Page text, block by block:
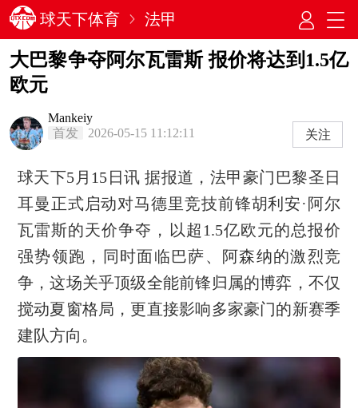
球天下体育 法甲
大巴黎争夺阿尔瓦雷斯 报价将达到1.5亿
欧元
Mankeiy
首发
2026-05-15 11:12:11 关注
球天下5月15日讯 据报道，法甲豪门巴黎圣日
耳曼正式启动对马德里竞技前锋胡利安·阿尔
瓦雷斯的天价争夺，以超1.5亿欧元的总报价
强势领跑，同时面临巴萨、阿森纳的激烈竞
争，这场关乎顶级全能前锋归属的博弈，不仅
搅动夏窗格局，更直接影响多家豪门的新赛季
建队方向。